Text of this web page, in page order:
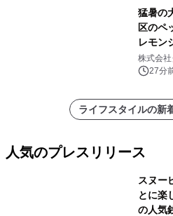
猛暑の
区のペ
レモン
株式会社
27分
ライフスタイルの新
人気のプレスリリース
スヌー
とに楽
の人気